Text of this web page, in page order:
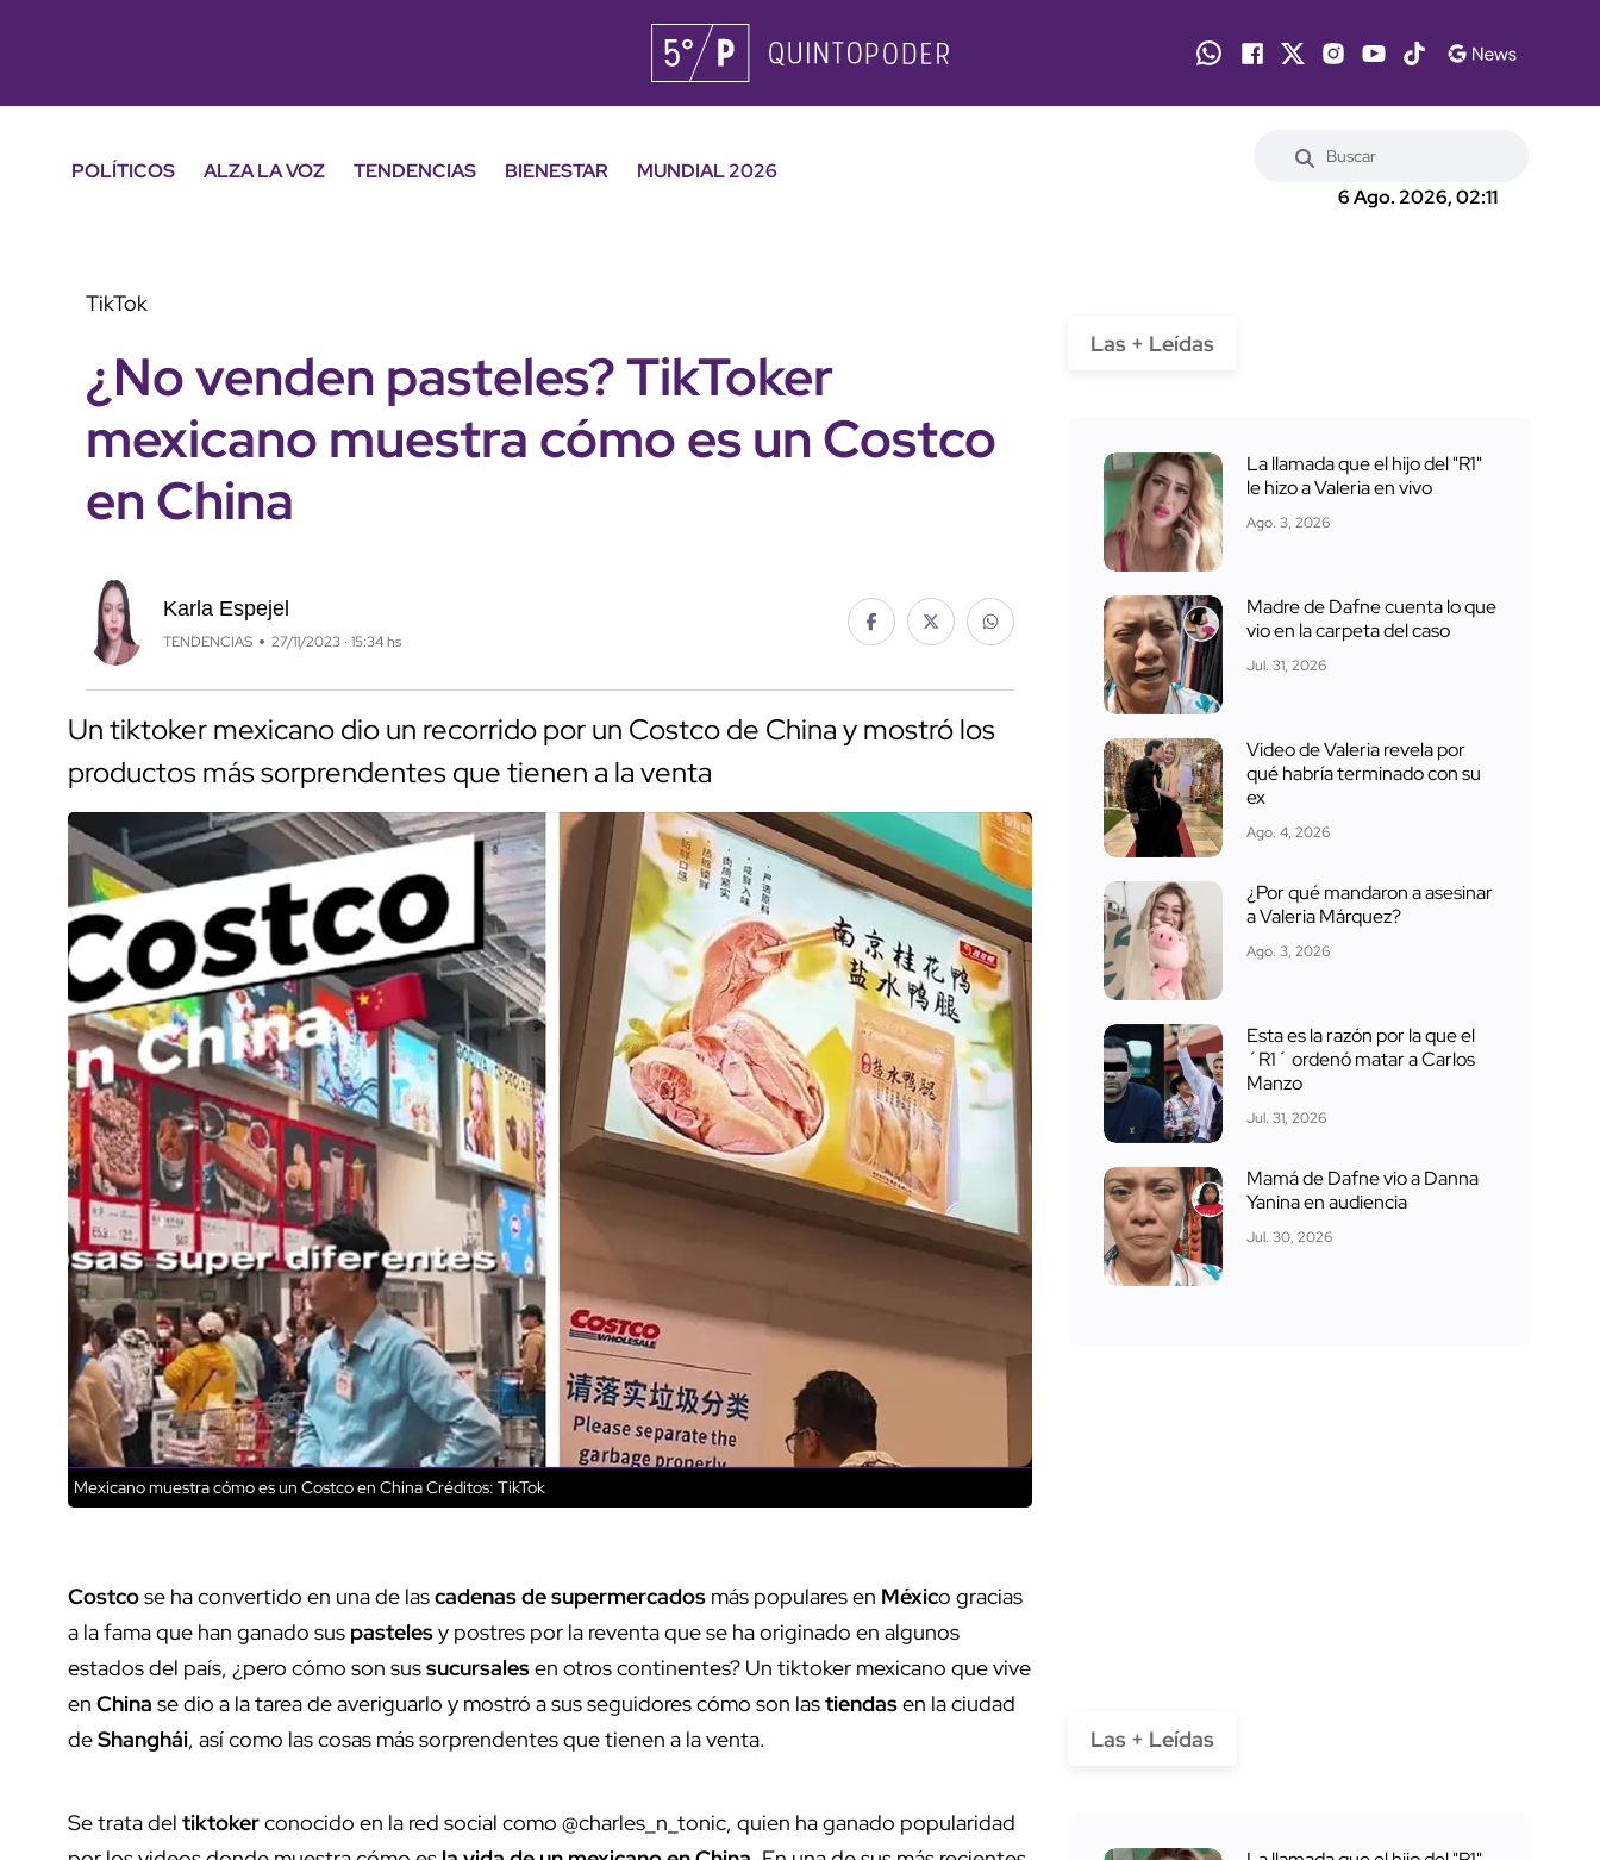
POLÍTICOS ALZA LA VOZ TENDENCIAS BIENESTAR
MUNDIAL 2026
6 Ago. 2026, 02:11
TikTok
¿No venden pasteles? TikToker
mexicano muestra cómo es un Costco
en China
Karla Espejel
TENDENCIAS 27/11/2023 · 15:34 hs
Un tiktoker mexicano dio un recorrido por un Costco de China y mostró los
productos más sorprendentes que tienen a la venta
Mexicano muestra cómo es un Costco en ChinaCréditos: TikTok
Costcose ha convertido en una de lascadenas de supermercados más populares en México gracias
a la fama que han ganado sus pastelesy postres por la reventa que se ha originado en algunos
estados del país, ¿pero cómo son sussucursalesen otros continentes? Un tiktoker mexicano que vive
en China se dio a la tarea de averiguarlo y mostró a sus seguidores cómo son lastiendasen la ciudad
deShanghái, así como las cosas más sorprendentes que tienen a la venta.
Se trata del tiktokerconocido en la red social como @charles_n_tonic, quien ha ganado popularidad
Las + Leídas
La llamada que el hijo del "R1"
le hizo a Valeria en vivo
Ago. 3, 2026
Madre de Dafne cuenta lo que
vio en la carpeta del caso
Jul. 31, 2026
Video de Valeria revela por
qué habría terminado con su
ex
Ago. 4, 2026
¿Por qué mandaron a asesinar
a Valeria Márquez?
Ago. 3, 2026
Esta es la razón por la que el
´R1´ ordenó matar a Carlos
Manzo
Jul. 31, 2026
Mamá de Dafne vio a Danna
Yanina en audiencia
Jul. 30, 2026
Las + Leídas